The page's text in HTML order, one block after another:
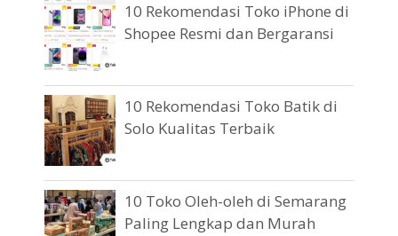
10 Rekomendasi Toko iPhone di
Shopee Resmi dan Bergaransi
10 Rekomendasi Toko Batik di
Solo Kualitas Terbaik
10 Toko Oleh-oleh di Semarang
Paling Lengkap dan Murah